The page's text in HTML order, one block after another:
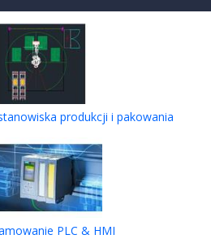
produkcji i pakowania
PLC & HMI